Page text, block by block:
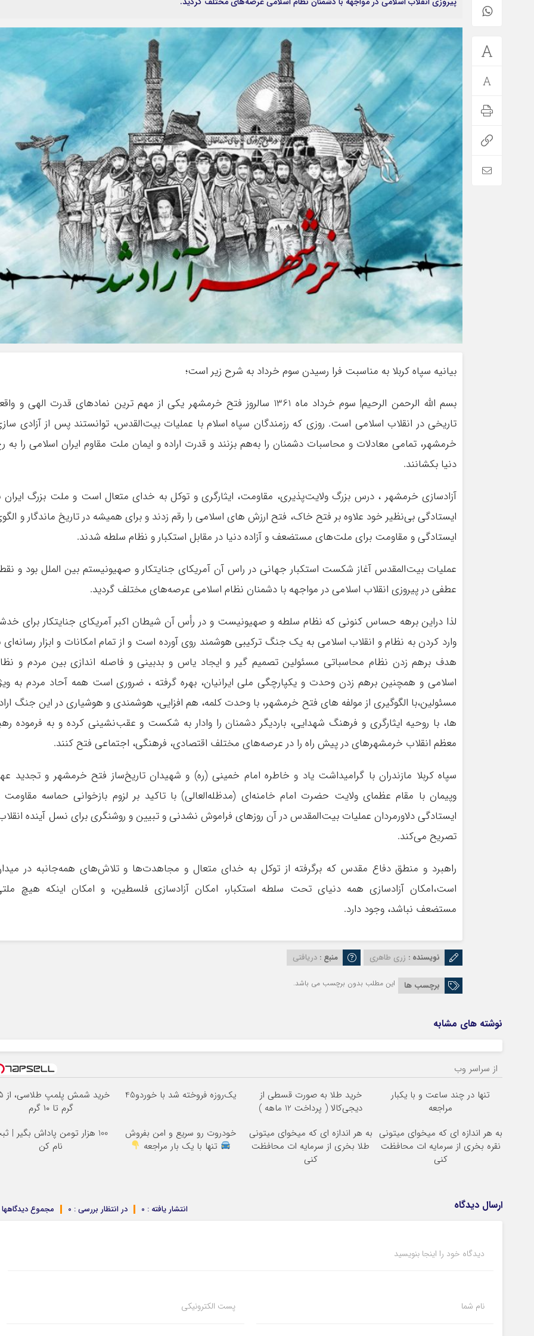
بیانیه سپاه کربلا به مناسبت فرا رسیدن سوم خرداد به شرح زیر است؛
بسم الله الرحمن الرحیم| سوم خرداد ماه 1361 سالروز فتح خرمشهر یکی از مهم ترین نمادهای قدرت الهی و
تاریخی در انقلاب اسلامی است. روزی که رزمندگان سپاه اسلام با عملیات بیت‌القدس، توانستند پس از آزادی
خرمشهر، تمامی معادلات و محاسبات دشمنان را به‌هم بزنند و قدرت اراده و ایمان ملت مقاوم ایران اسلامی را به
دنیا بکشانند.
آزادسازی خرمشهر ، درس بزرگ ولایت‌پذیری، مقاومت، ایثارگری و توکل به خدای متعال است و ملت بزرگ ایران
ایستادگی بی‌نظیر خود علاوه بر فتح خاک، فتح ارزش های اسلامی را رقم زدند و برای همیشه در تاریخ ماندگار و
ایستادگی و مقاومت برای ملت‌های مستضعف و آزاده دنیا در مقابل استکبار و نظام سلطه شدند.
عملیات بیت‌المقدس آغاز شکست استکبار جهانی در راس آن آمریکای جنایتکار و صهیونیستم بین الملل بود و
عطفی در پیروزی انقلاب اسلامی در مواجهه با دشمنان نظام اسلامی عرصه‌های مختلف گردید.
لذا دراین برهه حساس کنونی که نظام سلطه و صهیونیست و در رأس آن شیطان اکبر آمریکای جنایتکار برای
وارد کردن به نظام و انقلاب اسلامی به یک جنگ ترکیبی هوشمند روی آورده است و از تمام امکانات و ابزار رسانه‌ای
هدف برهم زدن نظام محاسباتی مسئولین تصمیم گیر و ایجاد یاس و بدبینی و فاصله اندازی بین مردم و
اسلامی و همچنین برهم زدن وحدت و یکپارچگی ملی ایرانیان، بهره گرفته ، ضروری است همه آحاد مردم به
مسئولین،با الگوگیری از مولفه های فتح خرمشهر، با وحدت کلمه، هم افزایی، هوشمندی و هوشیاری در این جنگ
ها، با روحیه ایثارگری و فرهنگ شهدایی، باردیگر دشمنان را وادار به شکست و عقب‌نشینی کرده و به فرموده
معظم انقلاب خرمشهرهای در پیش راه را در عرصه‌های مختلف اقتصادی، فرهنگی، اجتماعی فتح کنند.
سپاه کربلا مازندران با گرامیداشت یاد و خاطره امام خمینی (ره) و شهیدان تاریخ‌ساز فتح خرمشهر و تجدید
وپیمان با مقام عظمای ولایت حضرت امام خامنه‌ای (مدظله‌العالی) با تاکید بر لزوم بازخوانی حماسه مقاومت
ایستادگی دلاورمردان عملیات بیت‌المقدس در آن روزهای فراموش نشدنی و تبیین و روشنگری برای نسل آینده
تصریح می‌کند.
راهبرد و منطق دفاع مقدس که برگرفته از توکل به خدای متعال و مجاهدت‌ها و تلاش‌های همه‌جانبه در
است،امکان آزادسازی همه دنیای تحت سلطه استکبار، امکان آزادسازی فلسطین، و امکان اینکه هیچ
مستضعف نباشد، وجود دارد.
نویسنده : زری طاهری منبع : دریافتی
برچسب ها این مطلب بدون برچسب می باشد.
نوشته های مشابه
از سراسر وب
تنها در چند ساعت و با یکبار
مراجعه
خرید طلا به صورت قسطی از
دیجی‌کالا ( پرداخت 12 ماهه )
یک‌روزه فروخته شد با خوردو45
خرید
گرم تا ۱۰ گرم
به هر اندازه ای که میخوای میتونی
نقره بخری از سرمایه ات محافظت
کنی
به هر اندازه ای که میخوای میتونی
طلا بخری از سرمایه ات محافظت
کنی
خودروت رو سریع و امن بفروش
تنها با یک بار مراجعه
100 هزار تومن پاداش بگیر |
نام کن
ارسال دیدگاه مجموع دیدگاهها : در انتظار بررسی : 0 انتشار یافته : 0
دیدگاه خود را اینجا بنویسید
نام شما پست الکترونیکی